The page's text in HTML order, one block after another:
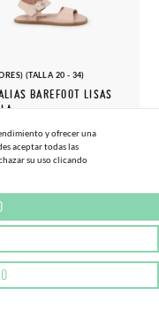
(TALLA 20 - 34)
BAREFOOT LISAS
42,95€
y ofrecer una
aceptar todas las
su uso clicando